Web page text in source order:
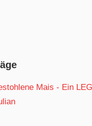
Mais - Ein